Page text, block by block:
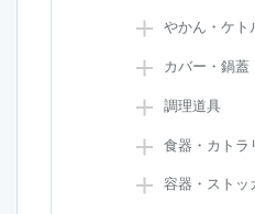
やかん・ケト
カバー・鍋蓋
調理道具
食器・カトラ
容器・ストッ